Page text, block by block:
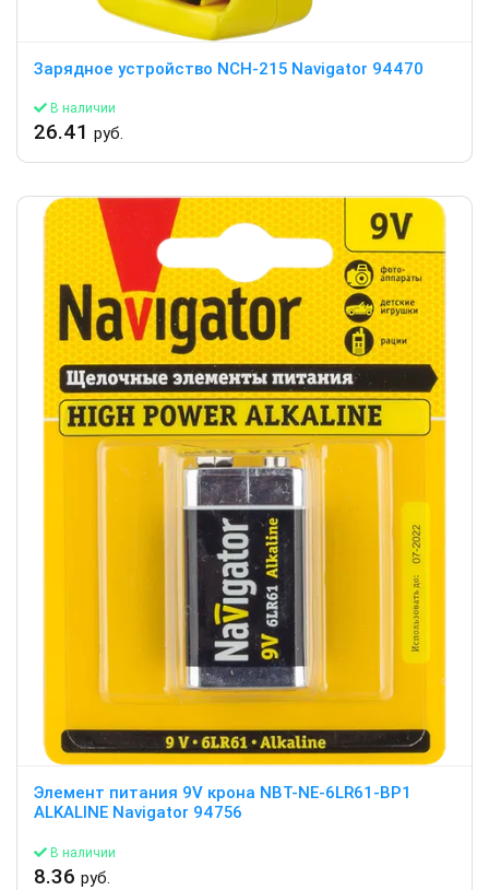
Зарядное устройство NCH-215 Navigator 94470
В наличии
26.41 руб.
Элемент питания 9V крона NBT-NE-6LR61-BP1
ALKALINE Navigator 94756
В наличии
8.36 руб.